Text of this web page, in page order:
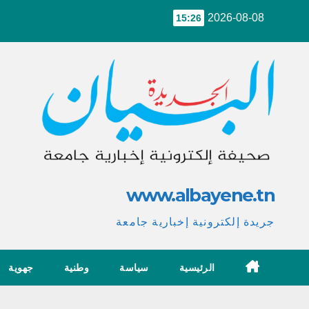
2026-08-08
15:26
www.albayene.tn
جريدة إلكترونية إخبارية جامعة
الرئيسية سياسة وطنية جهوية